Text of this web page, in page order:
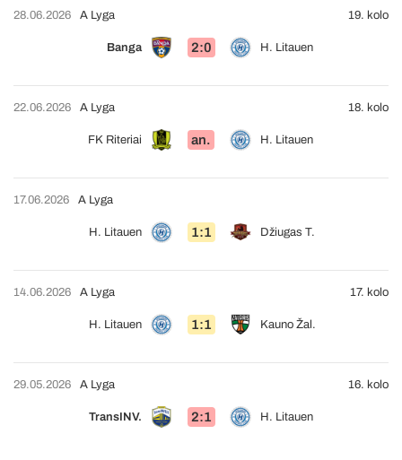
28.06.2026
Banga 2:0 H. Litauen
A Lyga 19. kolo
22.06.2026
FK Riteriai an. H. Litauen
A Lyga 18. kolo
17.06.2026
H. Litauen 1:1 Džiugas T.
A Lyga
14.06.2026
H. Litauen 1:1 Kauno Žal.
A Lyga 17. kolo
29.05.2026
TransINV. 2:1 H. Litauen
A Lyga 16. kolo